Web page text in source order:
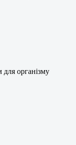
організму